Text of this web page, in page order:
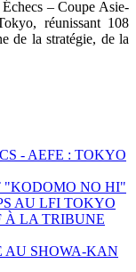
– Coupe Asie-
réunissant 108
de la stratégie, de la
- AEFE : TOKYO
"KODOMO NO HI"
AU LFI TOKYO
À LA TRIBUNE
AU SHOWA-KAN